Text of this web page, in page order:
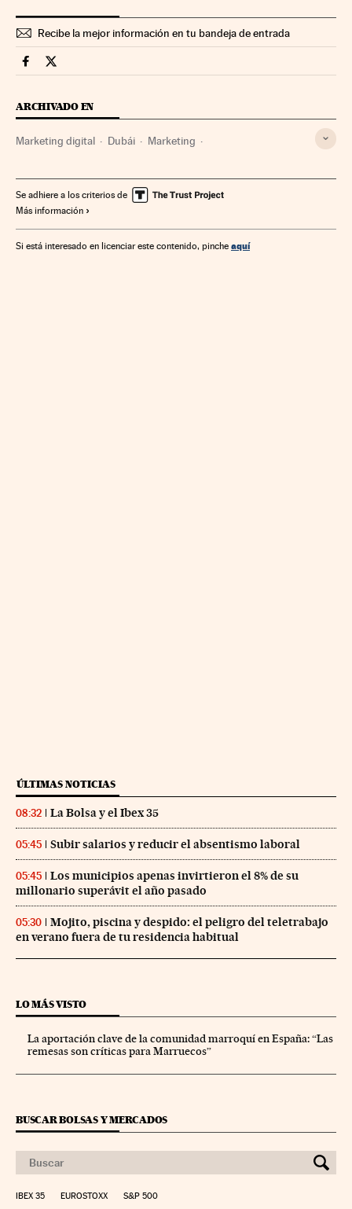
Recibe la mejor información en tu bandeja de entrada
Territorio Pyme Cinco Días en Facebook
Territorio Pyme Cinco Días en Twitter
ARCHIVADO EN
Marketing digital Dubái Marketing
Comercio electrónico Italia Tiendas Empresas
Establecimientos comerciales Economía Europa
Se adhiere a los criterios de
Más información
Si está interesado en licenciar este contenido, pinche aquí
ÚLTIMAS NOTICIAS
08:32 La Bolsa y el Ibex 35
05:45 Subir salarios y reducir el absentismo laboral
05:45
Los municipios apenas invirtieron el 8% de su
millonario superávit el año pasado
05:30
Mojito, piscina y despido: el peligro del teletrabajo
en verano fuera de tu residencia habitual
LO MÁS VISTO
La aportación clave de la comunidad marroquí en España: “Las
remesas son críticas para Marruecos”
BUSCAR BOLSAS Y MERCADOS
IBEX 35 EUROSTOXX S&P 500